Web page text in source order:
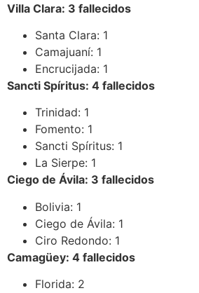
Villa Clara: 3 fallecidos
Santa Clara: 1
Camajuaní: 1
Encrucijada: 1
Sancti Spíritus: 4 fallecidos
Trinidad: 1
Fomento: 1
Sancti Spíritus: 1
La Sierpe: 1
Ciego de Ávila: 3 fallecidos
Bolivia: 1
Ciego de Ávila: 1
Ciro Redondo: 1
Camagüey: 4 fallecidos
Florida: 2